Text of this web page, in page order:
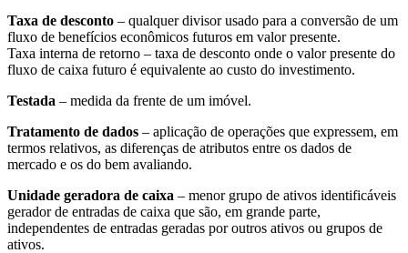
Taxa de desconto – qualquer divisor usado para a conversão de um
fluxo de benefícios econômicos futuros em valor presente.
Taxa interna de retorno – taxa de desconto onde o valor presente do
fluxo de caixa futuro é equivalente ao custo do investimento.
Testada – medida da frente de um imóvel.
Tratamento de dados – aplicação de operações que expressem, em
termos relativos, as diferenças de atributos entre os dados de
mercado e os do bem avaliando.
Unidade geradora de caixa – menor grupo de ativos identificáveis
gerador de entradas de caixa que são, em grande parte,
independentes de entradas geradas por outros ativos ou grupos de
ativos.